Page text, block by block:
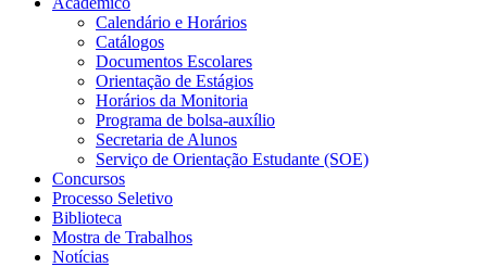
Calendário e Horários
Catálogos
Documentos Escolares
Orientação de Estágios
Horários da Monitoria
Programa de bolsa-auxílio
Secretaria de Alunos
Serviço de Orientação Estudante (SOE)
Concursos
Processo Seletivo
Biblioteca
Mostra de Trabalhos
Notícias